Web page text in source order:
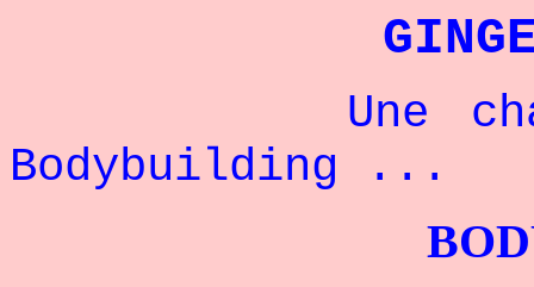
Une
Bodybuilding ...